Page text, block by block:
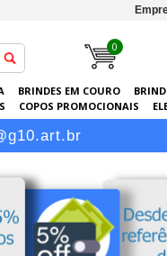
0
BRINDES EM COURO
COPOS PROMOCIONAIS
PERSONALIZADOS